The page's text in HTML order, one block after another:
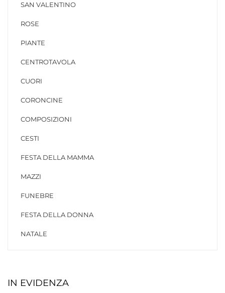
SAN VALENTINO
ROSE
PIANTE
CENTROTAVOLA
CUORI
CORONCINE
COMPOSIZIONI
CESTI
FESTA DELLA MAMMA
MAZZI
FUNEBRE
FESTA DELLA DONNA
NATALE
IN EVIDENZA